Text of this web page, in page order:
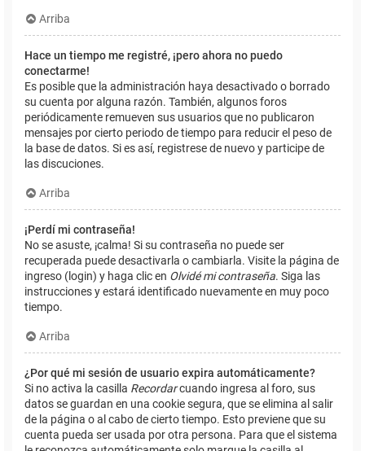
Arriba
Hace un tiempo me registré, ¡pero ahora no puedo
conectarme!
Es posible que la administración haya desactivado o borrado
su cuenta por alguna razón. También, algunos foros
periódicamente remueven sus usuarios que no publicaron
mensajes por cierto periodo de tiempo para reducir el peso de
la base de datos. Si es así, registrese de nuevo y participe de
las discuciones.
Arriba
¡Perdí mi contraseña!
No se asuste, ¡calma! Si su contraseña no puede ser
recuperada puede desactivarla o cambiarla. Visite la página de
ingreso (login) y haga clic en Olvidé mi contraseña. Siga las
instrucciones y estará identificado nuevamente en muy poco
tiempo.
Arriba
¿Por qué mi sesión de usuario expira automáticamente?
Si no activa la casilla Recordarcuando ingresa al foro, sus
datos se guardan en una cookie segura, que se elimina al salir
de la página o al cabo de cierto tiempo. Esto previene que su
cuenta pueda ser usada por otra persona. Para que el sistema